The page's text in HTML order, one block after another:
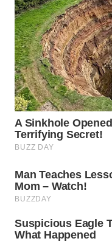
WN
SUKABUMI
WN
PURWAKARTA
WN
PRIANGAN
TIMUR
WN